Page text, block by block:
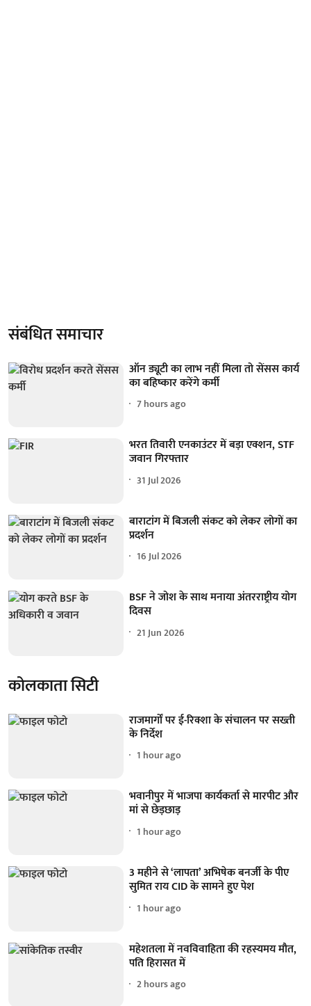
संबंधित समाचार
ऑन ड्यूटी का लाभ नहीं मिला तो सेंसस कार्य
का बहिष्कार करेंगे कर्मी
7 hours ago
भरत तिवारी एनकाउंटर में बड़ा एक्शन, STF
जवान गिरफ्तार
31 Jul 2026
बाराटांग में बिजली संकट को लेकर लोगों का
प्रदर्शन
16 Jul 2026
BSF ने जोश के साथ मनाया अंतरराष्ट्रीय योग
दिवस
21 Jun 2026
कोलकाता सिटी
राजमार्गों पर ई-रिक्शा के संचालन पर सख्ती
के निर्देश
1 hour ago
भवानीपुर में भाजपा कार्यकर्ता से मारपीट और
मां से छेड़छाड़
1 hour ago
3 महीने से ‘लापता’ अभिषेक बनर्जी के पीए
सुमित राय CID के सामने हुए पेश
1 hour ago
महेशतला में नवविवाहिता की रहस्यमय मौत,
पति हिरासत में
2 hours ago